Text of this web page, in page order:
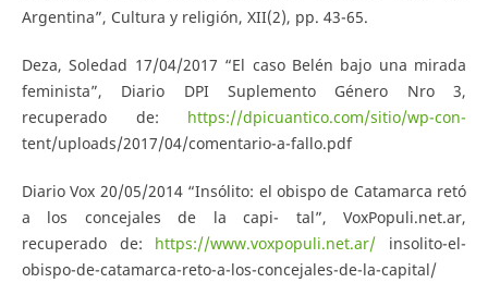
Argentina”, Cultura y religión, XII(2), pp. 43-65.
Deza, Soledad 17/04/2017 “El caso Belén bajo una mirada
feminista”, Diario DPI Suplemento Género Nro 3,
recuperado de: https://dpicuantico.com/sitio/wp-con-
tent/uploads/2017/04/comentario-a-fallo.pdf
Diario Vox 20/05/2014 “Insólito: el obispo de Catamarca retó
a los concejales de la capi- tal”, VoxPopuli.net.ar,
recuperado de: https://www.voxpopuli.net.ar/ insolito-el-
obispo-de-catamarca-reto-a-los-concejales-de-la-capital/